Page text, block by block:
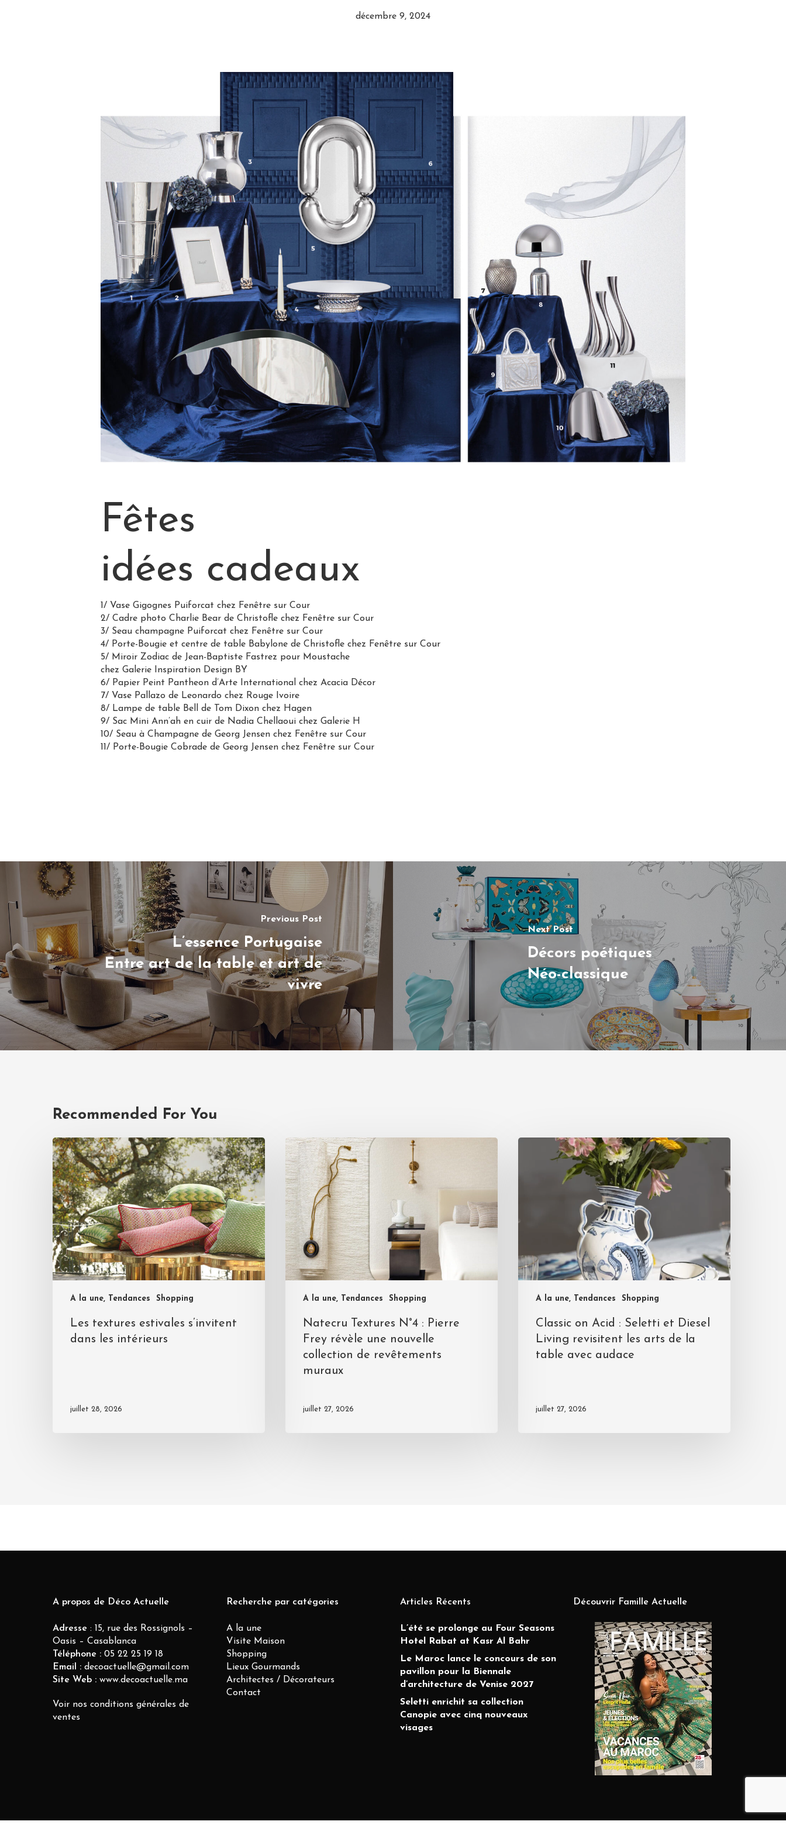
décembre 9, 2024
Fêtes
idées cadeaux
1/ Vase Gigognes Puiforcat chez Fenêtre sur Cour
2/ Cadre photo Charlie Bear de Christofle chez Fenêtre sur Cour
3/ Seau champagne Puiforcat chez Fenêtre sur Cour
4/ Porte-Bougie et centre de table Babylone de Christofle chez Fenêtre sur Cour
5/ Miroir Zodiac de Jean-Baptiste Fastrez pour Moustache
chez Galerie Inspiration Design BY
6/ Papier Peint Pantheon d’Arte International chez Acacia Décor
7/ Vase Pallazo de Leonardo chez Rouge Ivoire
8/ Lampe de table Bell de Tom Dixon chez Hagen
9/ Sac Mini Ann’ah en cuir de Nadia Chellaoui chez Galerie H
10/ Seau à Champagne de Georg Jensen chez Fenêtre sur Cour
11/ Porte-Bougie Cobrade de Georg Jensen chez Fenêtre sur Cour
Previous Post
L’essence Portugaise
Entre art de la table et art de
vivre
Next Post
Décors poétiques
Néo-classique
Recommended For You
A la une, Tendances Shopping
Les textures estivales s’invitent
dans les intérieurs
juillet 28, 2026
A la une, Tendances Shopping
Natecru Textures N°4 : Pierre
Frey révèle une nouvelle
collection de revêtements
muraux
juillet 27, 2026
A la une, Tendances Shopping
Classic on Acid : Seletti et Diesel
Living revisitent les arts de la
table avec audace
juillet 27, 2026
A propos de Déco Actuelle
Adresse : 15, rue des Rossignols –
Oasis – Casablanca
Téléphone : 05 22 25 19 18
Email : decoactuelle@gmail.com
Site Web : www.decoactuelle.ma
Voir nos conditions générales de
ventes
Recherche par catégories
A la une
Visite Maison
Shopping
Lieux Gourmands
Architectes / Décorateurs
Contact
Articles Récents
L’été se prolonge au Four Seasons
Hotel Rabat at Kasr Al Bahr
Le Maroc lance le concours de son
pavillon pour la Biennale
d’architecture de Venise 2027
Seletti enrichit sa collection
Canopie avec cinq nouveaux
visages
Découvrir Famille Actuelle